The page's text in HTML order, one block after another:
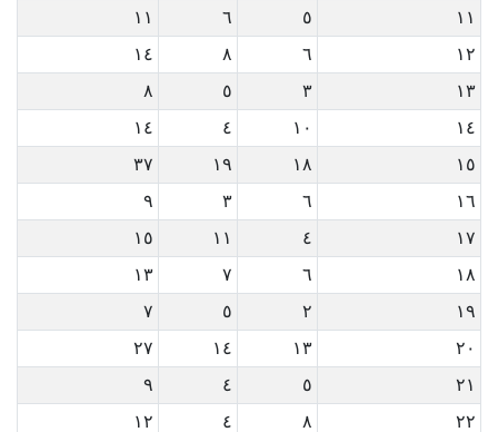
١١
٥ ٦
١١
١٢
٦ ٨
١٤
١٣
٣ ٥
٨
١٤
١٠ ٤
١٤
١٥
١٨ ١٩
٣٧
١٦
٦ ٣
٩
١٧
٤ ١١
١٥
١٨
٦ ٧
١٣
١٩
٢ ٥
٧
٢٠
١٣ ١٤
٢٧
٢١
٥ ٤
٩
٢٢
٨ ٤
١٢